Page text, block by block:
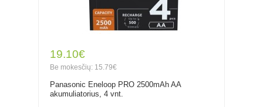
19.10€
Be mokesčių: 15.79€
Panasonic Eneloop PRO 2500mAh AA
akumuliatorius, 4 vnt.